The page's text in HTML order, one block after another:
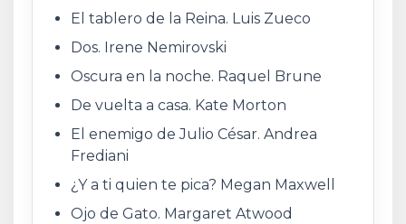
El tablero de la Reina. Luis Zueco
Dos. Irene Nemirovski
Oscura en la noche. Raquel Brune
De vuelta a casa. Kate Morton
El enemigo de Julio César. Andrea
Frediani
¿Y a ti quien te pica? Megan Maxwell
Ojo de Gato. Margaret Atwood